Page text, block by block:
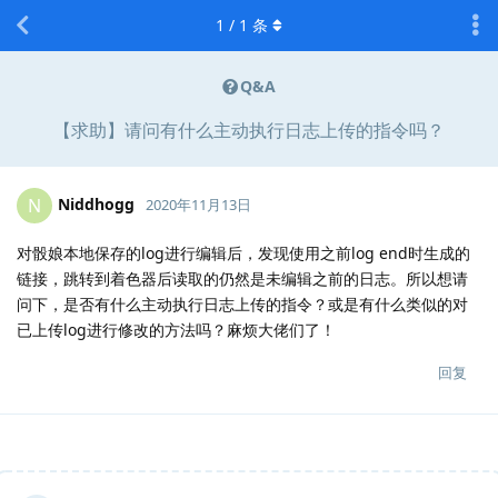
Q&A
【求助】请问有什么主动执行日志上传的指令吗？
1 / 1 条
N Niddhogg 2020年11月13日
对骰娘本地保存的log进行编辑后，发现使用之前log end时生成的
链接，跳转到着色器后读取的仍然是未编辑之前的日志。所以想请
问下，是否有什么主动执行日志上传的指令？或是有什么类似的对
已上传log进行修改的方法吗？麻烦大佬们了！
回复